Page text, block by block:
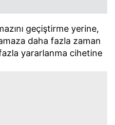
geçiştirme yerine,
daha fazla zaman
yararlanma cihetine